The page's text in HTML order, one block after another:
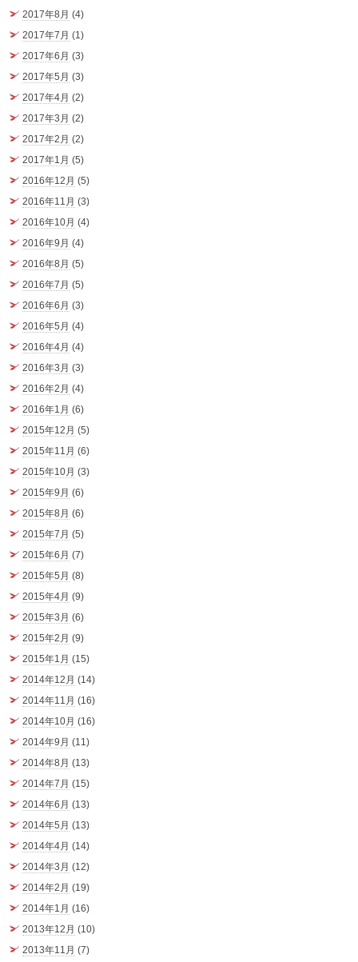
2017年8月 (4)
2017年7月 (1)
2017年6月 (3)
2017年5月 (3)
2017年4月 (2)
2017年3月 (2)
2017年2月 (2)
2017年1月 (5)
2016年12月 (5)
2016年11月 (3)
2016年10月 (4)
2016年9月 (4)
2016年8月 (5)
2016年7月 (5)
2016年6月 (3)
2016年5月 (4)
2016年4月 (4)
2016年3月 (3)
2016年2月 (4)
2016年1月 (6)
2015年12月 (5)
2015年11月 (6)
2015年10月 (3)
2015年9月 (6)
2015年8月 (6)
2015年7月 (5)
2015年6月 (7)
2015年5月 (8)
2015年4月 (9)
2015年3月 (6)
2015年2月 (9)
2015年1月 (15)
2014年12月 (14)
2014年11月 (16)
2014年10月 (16)
2014年9月 (11)
2014年8月 (13)
2014年7月 (15)
2014年6月 (13)
2014年5月 (13)
2014年4月 (14)
2014年3月 (12)
2014年2月 (19)
2014年1月 (16)
2013年12月 (10)
2013年11月 (7)